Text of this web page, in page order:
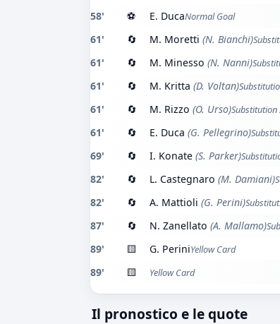
58' ⚽ E. DucaNormal Goal
61' 🔄 M. Moretti (N. Bianchi)
61' 🔄 M. Minesso (N. Nanni)
61' 🔄 M. Kritta (D. Voltan)
61' 🔄 M. Rizzo (O. Urso)Substitution
61' 🔄 E. Duca (G. Pellegrino)
69' 🔄 I. Konate (S. Parker)
82' 🔄 L. Castegnaro (M. Damiani)
82' 🔄 A. Mattioli (G. Perini)
87' 🔄 N. Zanellato (A. Mallamo)
89' 🟨 G. PeriniYellow Card
89' 🟨 Yellow Card
Il pronostico e le quote